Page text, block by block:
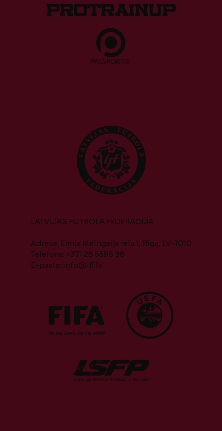
LATVIJAS FUTBOLA FEDERĀCIJA
Adrese: Emiļa Melngaiļa iela 1, Rīga, LV-1010
Telefons: +371 28 5598 98
E-pasts: info@lff.lv